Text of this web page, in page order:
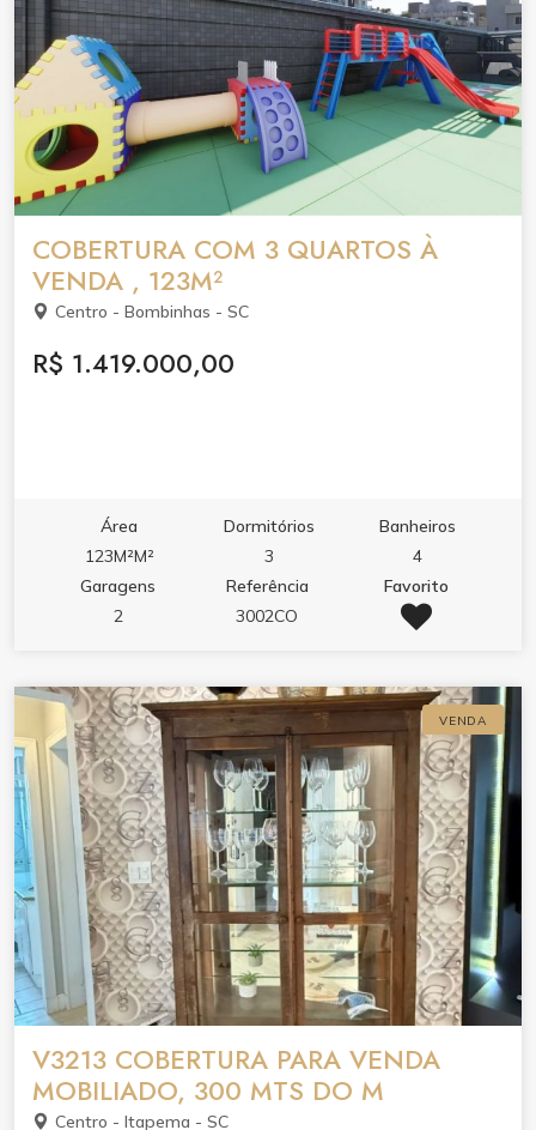
COBERTURA COM 3 QUARTOS À
VENDA , 123M²
Centro - Bombinhas - SC
R$ 1.419.000,00
Área
123M²M²
Dormitórios
3
Banheiros
4
Garagens
2
Referência
3002CO
Favorito
VENDA
V3213 COBERTURA PARA VENDA
MOBILIADO, 300 MTS DO M
Centro - Itapema - SC